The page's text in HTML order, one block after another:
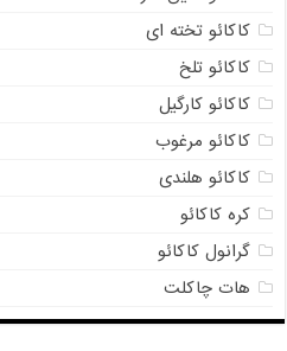
کاکائو تخته ای
کاکائو تلخ
کاکائو کارگیل
کاکائو مرغوب
کاکائو هلندی
کره کاکائو
گرانول کاکائو
هات چاکلت